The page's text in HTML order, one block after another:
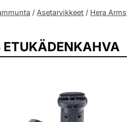
/ Asetarvikkeet / Hera Arms
ETUKÄDENKAHVA